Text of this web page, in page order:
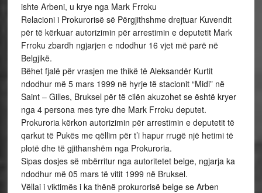
ishte Arbeni, u krye nga Mark Frroku
Relacioni i Prokurorisë së Përgjithshme drejtuar Kuvendit
për të kërkuar autorizimin për arrestimin e deputetit Mark
Frroku zbardh ngjarjen e ndodhur 16 vjet më parë në
Belgjikë.
Bëhet fjalë për vrasjen me thikë të Aleksandër Kurtit
ndodhur më 5 mars 1999 në hyrje të stacionit “Midi” në
Saint – Gilles, Bruksel për të cilën akuzohet se është kryer
nga 4 persona mes tyre dhe Mark Frroku deputet.
Prokuroria kërkon autorizimin për arrestimin e deputetit të
qarkut të Pukës me qëllim për t’i hapur rrugë një hetimi të
plotë dhe të gjithanshëm nga Prokuroria.
Sipas dosjes së mbërritur nga autoritetet belge, ngjarja ka
ndodhur më 05 mars të vitit 1999 në Bruksel.
Vëllai i viktimës i ka thënë prokurorisë belge se Arben